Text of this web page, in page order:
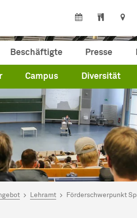
Beschäftigte Presse
Campus Diversität
Lehramt Förderschwerpunkt